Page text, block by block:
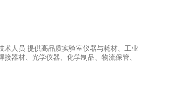
人员 提供高品质实验室仪器与耗材、工业
器材、光学仪器、化学制品、物流保管、